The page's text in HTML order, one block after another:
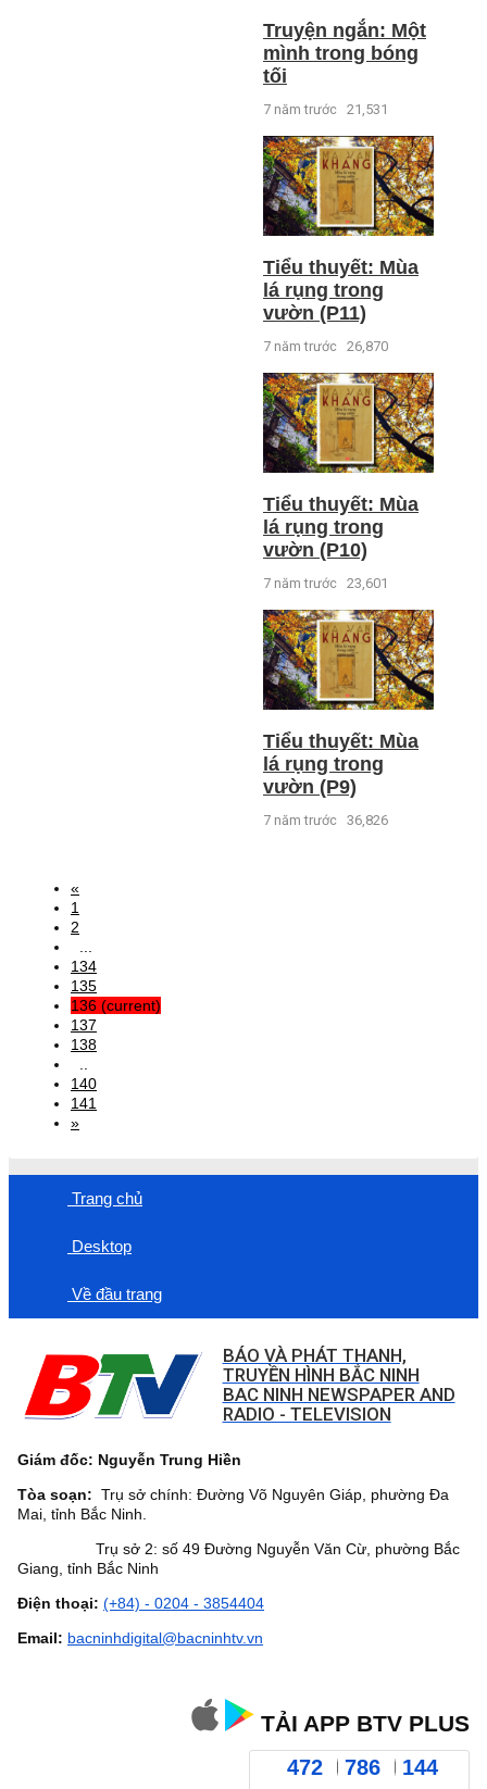
Truyện ngắn: Một
mình trong bóng
tối
7 năm trước 21,531
Tiểu thuyết: Mùa
lá rụng trong
vườn (P11)
7 năm trước 26,870
Tiểu thuyết: Mùa
lá rụng trong
vườn (P10)
7 năm trước 23,601
Tiểu thuyết: Mùa
lá rụng trong
vườn (P9)
7 năm trước 36,826
«
1
2
134
135
136 (current)
137
138
140
141
»
Trang chủ
Desktop
Về đầu trang
BÁO VÀ PHÁT THANH,
TRUYỀN HÌNH BẮC NINH
BAC NINH NEWSPAPER AND
RADIO - TELEVISION
Giám đốc: Nguyễn Trung Hiền
Tòa soạn: Trụ sở chính: Đường Võ Nguyên Giáp, phường Đa
Mai, tỉnh Bắc Ninh.
Trụ sở 2: số 49 Đường Nguyễn Văn Cừ, phường Bắc
Giang, tỉnh Bắc Ninh
Điện thoại: (+84) - 0204 - 3854404
Email: bacninhdigital@bacninhtv.vn
TẢI APP BTV PLUS
472 786 144